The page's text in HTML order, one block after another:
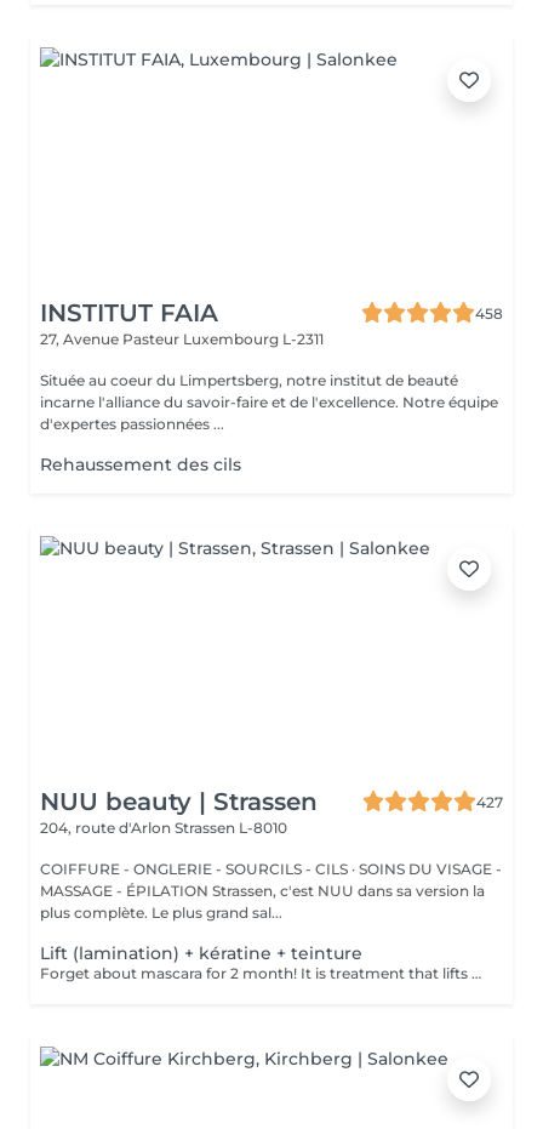
INSTITUT FAIA
458
27, Avenue Pasteur Luxembourg L-2311
Située au coeur du Limpertsberg, notre institut de beauté
incarne l'alliance du savoir-faire et de l'excellence. Notre équipe
d'expertes passionnées ...
Rehaussement des cils
NUU beauty | Strassen
427
204, route d'Arlon Strassen L-8010
COIFFURE - ONGLERIE - SOURCILS - CILS · SOINS DU VISAGE -
MASSAGE - ÉPILATION Strassen, c'est NUU dans sa version la
plus complète. Le plus grand sal...
Lift (lamination) + kératine + teinture
Forget about mascara for 2 month! It is treatment that lifts and curls your natural lashes to make them look longer and give them an attractive shape that will open up your eyes. How is lash lamination done? - lashes are washed - eye pad is placed - silicone rods are placed - perming solution is applied - lifting solution is left on the lashes for approximately 15 min - noutralizing solution is applied to reform the disulfide lashes bonds - henna or paint is applied - keratin (serum is applied to keep the lashes hydrated and healthy) - silicone rods are removed Age restrictions: recommended to do from 14 years. Post procedure recommendations: do not wash eyelashes 24 hours after the procedure. Frequency: once in 8 weeks.